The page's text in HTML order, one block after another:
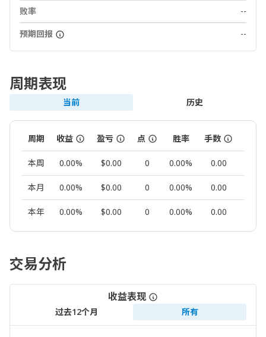
败率
--
预期回报
--
周期表现
当前 历史
周期 收益 盈亏 点 胜率 手数
本周 0.00% $0.00 0 0.00% 0.00
本月 0.00% $0.00 0 0.00% 0.00
本年 0.00% $0.00 0 0.00% 0.00
交易分析
收益表现
过去12个月 所有